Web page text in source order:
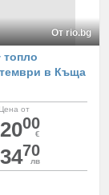
От rio.bg
топло
в Къща
Цена от
00
€
70
лв